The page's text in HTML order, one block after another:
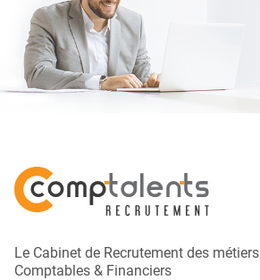
Le Cabinet de Recrutement des métiers
Comptables & Financiers